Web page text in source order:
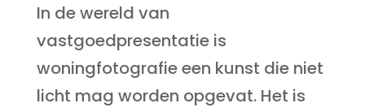
In de wereld van
vastgoedpresentatie is
woningfotografie een kunst die niet
licht mag worden opgevat. Het is